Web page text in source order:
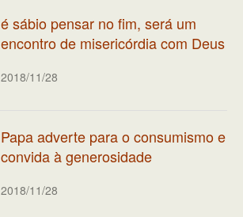
é sábio pensar no fim, será um
encontro de misericórdia com Deus
2018/11/28
Papa adverte para o consumismo e
convida à generosidade
2018/11/28